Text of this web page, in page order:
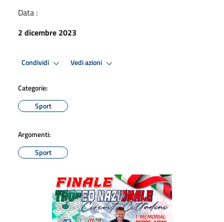
Data :
2 dicembre 2023
Condividi Vedi azioni
Categorie:
Sport
Argomenti:
Sport